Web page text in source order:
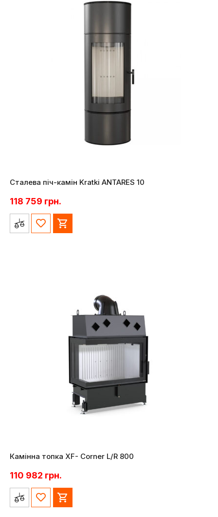
Сталева піч-камін Kratki ANTARES 10
118 759 грн.
Камінна топка XF- Corner L/R 800
110 982 грн.